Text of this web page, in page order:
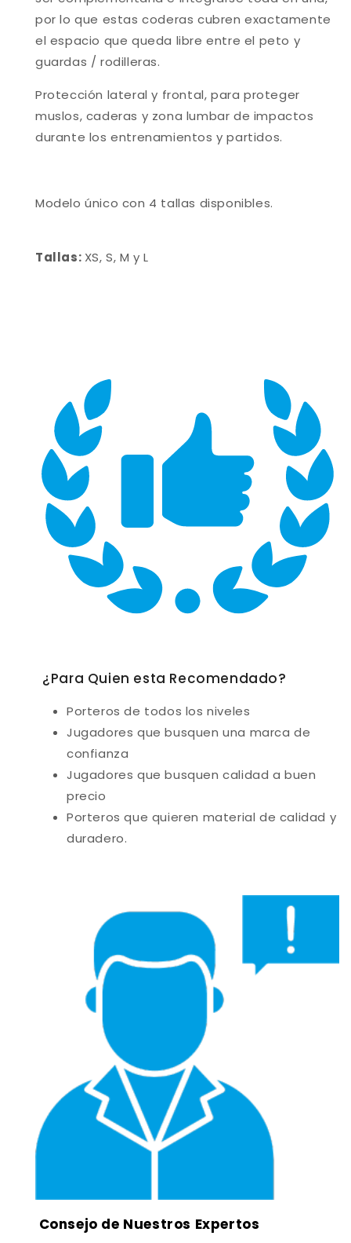
por lo que estas coderas cubren exactamente
el espacio que queda libre entre el peto y
guardas / rodilleras.
Protección lateral y frontal, para proteger
muslos, caderas y zona lumbar de impactos
durante los entrenamientos y partidos.
Modelo único con 4 tallas disponibles.
Tallas: XS, S, M y L
¿Para Quien esta Recomendado?
Porteros de todos los niveles
Jugadores que busquen una marca de
confianza
Jugadores que busquen calidad a buen
precio
Porteros que quieren material de calidad y
duradero.
Consejo de Nuestros Expertos